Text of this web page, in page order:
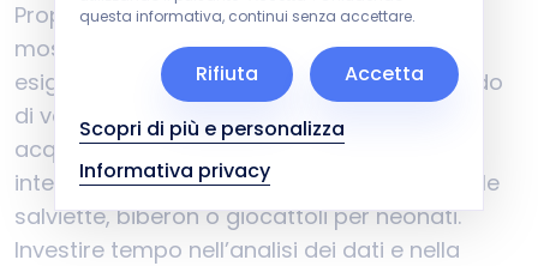
Proporre prodotti casuali o non correlati
mostra al cliente che non comprendi le sue
esigenze e che stai semplicemente cercando
di vendere qualsiasi cosa. Un cliente che
acquista pannolini per bambini non è
interessato a attrezzature per il fitness; vuole
salviette, biberon o giocattoli per neonati.
Investire tempo nell’analisi dei dati e nella
questa informativa, continui senza accettare.
Scopri di più e personalizza
Informativa privacy
Rifiuta Accetta